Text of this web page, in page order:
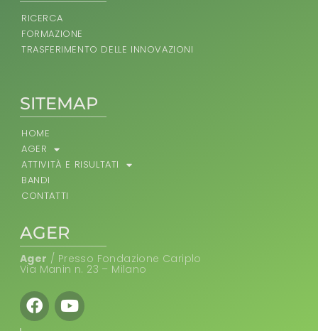
AGER
Ager / Presso Fondazione Cariplo
Via Manin n. 23 – Milano
Facebook
Youtube
RICERCA
FORMAZIONE
TRASFERIMENTO DELLE INNOVAZIONI
SITEMAP
HOME
AGER
ATTIVITÀ E RISULTATI
BANDI
CONTATTI